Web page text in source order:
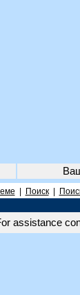
Поиск|
assistance